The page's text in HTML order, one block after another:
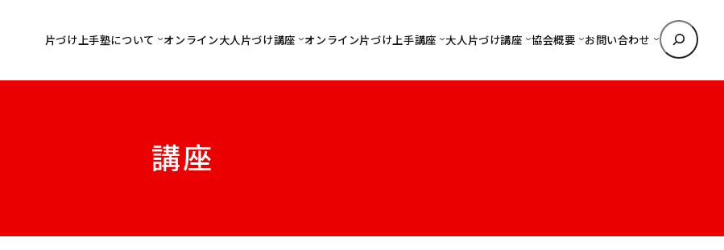
片づけ上手塾について オンライン大人片づけ講座 オンライン片づけ上手講座 大人片づけ講座 協会概要 お問い合わせ
検
索
講座